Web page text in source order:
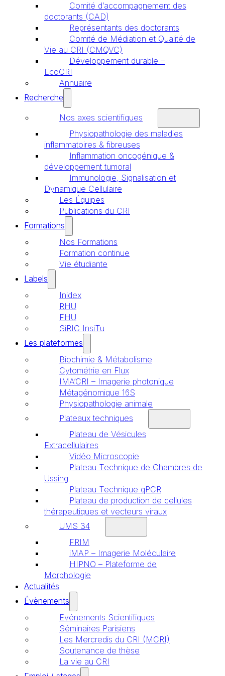
Comité d’accompagnement des
doctorants (CAD)
Représentants des doctorants
Comité de Médiation et Qualité de
Vie au CRI (CMQVC)
Développement durable –
EcoCRI
Annuaire
Recherche
Nos axes scientifiques
Physiopathologie des maladies
inflammatoires & fibreuses
Inflammation oncogénique &
développement tumoral
Immunologie, Signalisation et
Dynamique Cellulaire
Les Équipes
Publications du CRI
Formations
Nos Formations
Formation continue
Vie étudiante
Labels
Inidex
RHU
FHU
SiRIC InsiTu
Les plateformes
Biochimie & Métabolisme
Cytométrie en Flux
IMA’CRI – Imagerie photonique
Métagénomique 16S
Physiopathologie animale
Plateaux techniques
Plateau de Vésicules
Extracellulaires
Vidéo Microscopie
Plateau Technique de Chambres de
Ussing
Plateau Technique qPCR
Plateau de production de cellules
thérapeutiques et vecteurs viraux
UMS 34
FRIM
iMAP – Imagerie Moléculaire
HIPNO – Plateforme de
Morphologie
Actualités
Évènements
Evénements Scientifiques
Séminaires Parisiens
Les Mercredis du CRI (MCRI)
Soutenance de thèse
La vie au CRI